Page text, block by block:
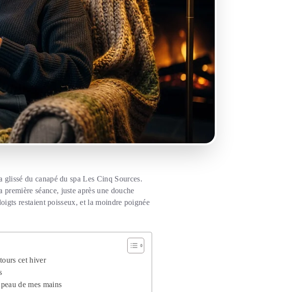
du canapé du spa Les Cinq Sources.
séance, juste après une douche
restaient poisseux, et la moindre poignée
cet hiver
de mes mains